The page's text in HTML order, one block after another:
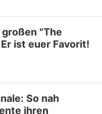
"The
ist euer Favorit!
So nah
ihren